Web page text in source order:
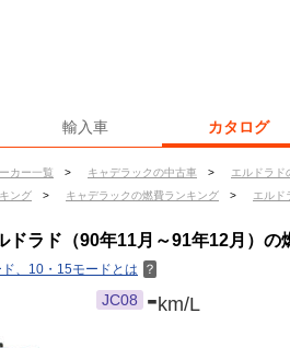
輸入車 カタログ
カー一覧 > キャデラックの中古車 > エルドラド
ング > キャデラックの燃費ランキング > エルド
ドラド（90年11月～91年12月）の
、10・15モードとは ？
JC08 -km/L